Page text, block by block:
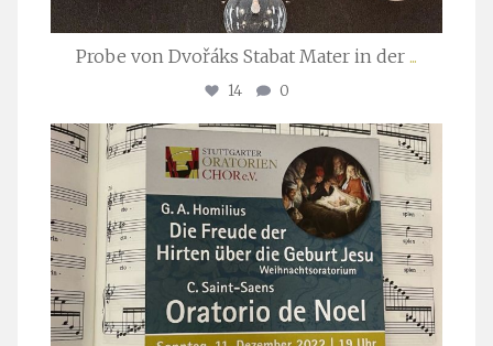
Probe von Dvořáks Stabat Mater in der ...
14 0
stuttgarter_oratorienchor
Nov. 29